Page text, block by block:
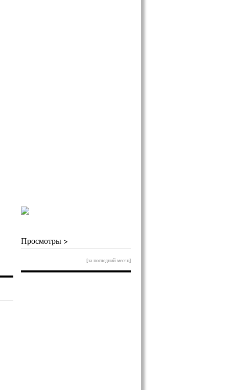
Просмотры >
[за последний месяц]